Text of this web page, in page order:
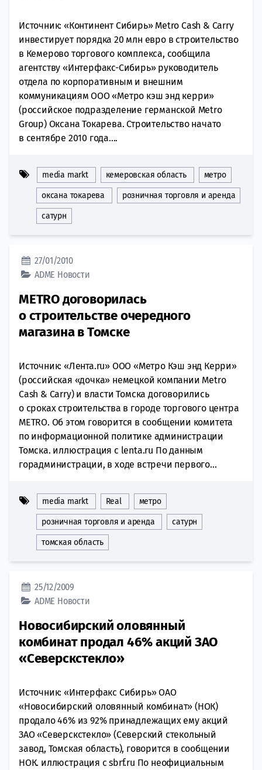
Источник: «Континент Сибирь» Metro Cash & Carry
инвестирует порядка 20 млн евро в строительство
в Кемерово торгового комплекса, сообщила
агентству «Интерфакс-Сибирь» руководитель
отдела по корпоративным и внешним
коммуникациям ООО «Метро кэш энд керри»
(российское подразделение германской Metro
Group) Оксана Токарева. Строительство начато
в сентябре 2010 года....
media markt кемеровская область метро
оксана токарева розничная торговля и аренда
сатурн
27/01/2010
ADME Новости
METRO договорилась
о строительстве очередного
магазина в Томске
Источник: «Лента.ru» ООО «Метро Кэш энд Керри»
(российская «дочка» немецкой компании Metro
Cash & Carry) и власти Томска договорились
о сроках строительства в городе торгового центра
METRO. Об этом говорится в сообщении комитета
по информационной политике администрации
Томска. иллюстрация с lenta.ru По данным
горадминистрации, в ходе встречи первого...
media markt Real метро
розничная торговля и аренда сатурн
томская область
25/12/2009
ADME Новости
Новосибирский оловянный
комбинат продал 46% акций ЗАО
«Северскстекло»
Источник: «Интерфакс Сибирь» ОАО
«Новосибирский оловянный комбинат» (НОК)
продало 46% из 92% принадлежащих ему акций
ЗАО «Северскстекло» (Северский стекольный
завод, Томская область), говорится в сообщении
НОК. иллюстрация с sbrf.ru По неофициальным